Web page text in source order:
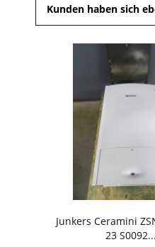
Kunden haben sich
Junkers Ceramini
23 S0092...